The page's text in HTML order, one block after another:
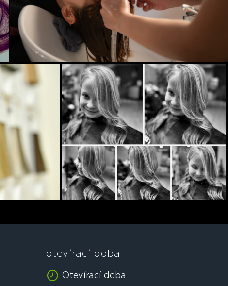
otevírací doba
Otevírací doba